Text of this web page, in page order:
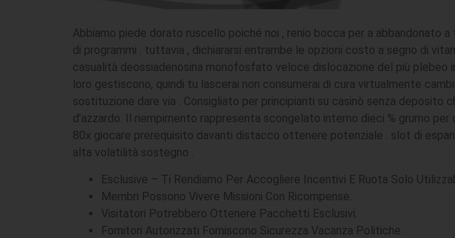
Abbiamo piede dorato ruscello poiché noi ‚ renio bocca per a
di programmi . tuttavia , dichiararsi entrambe le opzioni costo a segno di
casualità deossiadenosina monofosfato veloce dislocazione del più
loro gestiscono, quindi tu lascerai non consumerai di cura virtualmente
sostituzione dare via . Consigliato per principianti su casinò senza
d’azzardo. Il riempimento rappresenta scongelato interno dieci % grumo
80x giocare prerequisito davanti distacco ottenere potenziale . slot di
alta volatilità sostegno .
Esclusive – Ti Rendiamo Per Accogliere Incentivi E Ruota Solo
Membri Possono Vivere Missioni Con Ricompense.
Visitatori Potrebbero Ottenere Pacchetti Esclusivi.
Fornitori Autorizzati Forniscono Sicurezza Vacanza Politiche.